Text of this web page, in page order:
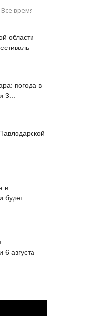
Все время
области
погода в
3...
в
будет
6 августа